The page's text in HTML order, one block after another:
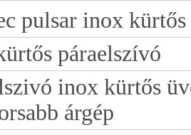
pulsar inox kürtős
páraelszívó
inox kürtős
árgép